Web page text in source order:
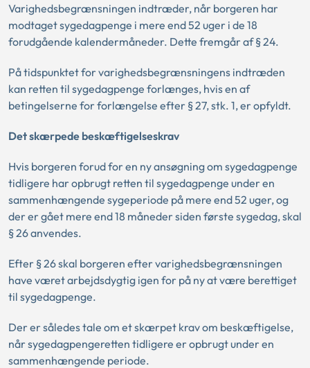
Varighedsbegrænsningen indtræder, når borgeren har
modtaget sygedagpenge i mere end 52 uger i de 18
forudgående kalendermåneder. Dette fremgår af § 24.
På tidspunktet for varighedsbegrænsningens indtræden
kan retten til sygedagpenge forlænges, hvis en af
betingelserne for forlængelse efter § 27, stk. 1, er opfyldt.
Det skærpede beskæftigelseskrav
Hvis borgeren forud for en ny ansøgning om sygedagpenge
tidligere har opbrugt retten til sygedagpenge under en
sammenhængende sygeperiode på mere end 52 uger, og
der er gået mere end 18 måneder siden første sygedag, skal
§ 26 anvendes.
Efter § 26 skal borgeren efter varighedsbegrænsningen
have været arbejdsdygtig igen for på ny at være berettiget
til sygedagpenge.
Der er således tale om et skærpet krav om beskæftigelse,
når sygedagpengeretten tidligere er opbrugt under en
sammenhængende periode.